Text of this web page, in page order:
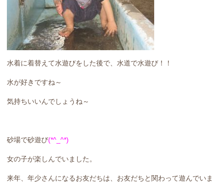
水着に着替えて水遊びをした後で、水道で水遊び！！
水が好きですね～
気持ちいいんでしょうね～
砂場で砂遊び(*^_^*)
女の子が楽しんでいました。
来年、年少さんになるお友だちは、お友だちと関わって遊んでいま